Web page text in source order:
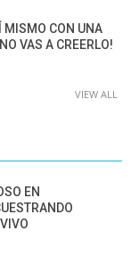
MISMO CON UNA
VAS A CREERLO!
VIEW ALL
EN